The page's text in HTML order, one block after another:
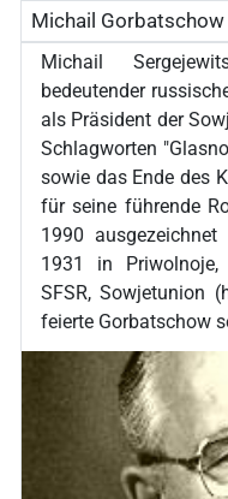
Michail Gorbatschow
Michail
bedeutender
als Präsident der
Schlagworten
sowie das Ende des
für seine führende
1990
1931 in
SFSR, Sowjetunion
feierte Gorbatschow